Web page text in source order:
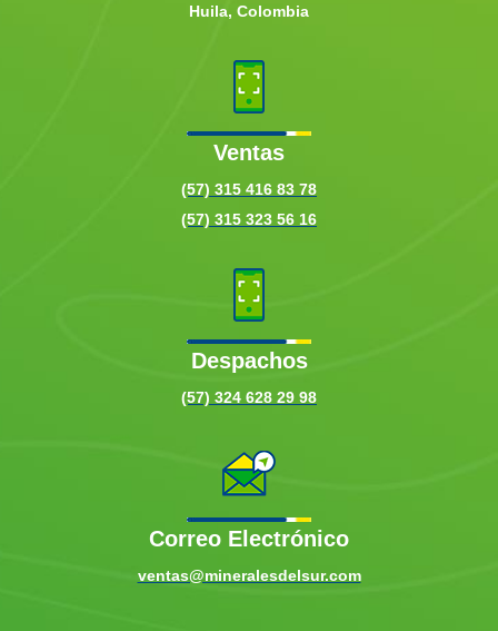
Huila, Colombia
Ventas
(57) 315 416 83 78
(57) 315 323 56 16
Despachos
(57) 324 628 29 98
Correo Electrónico
ventas@mineralesdelsur.com